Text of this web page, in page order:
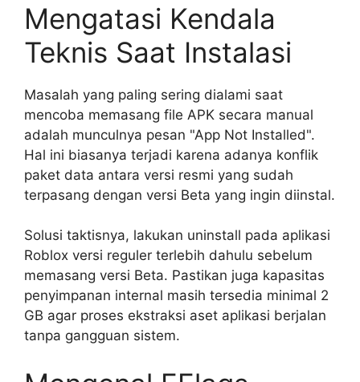
Mengatasi Kendala
Teknis Saat Instalasi
Masalah yang paling sering dialami saat
mencoba memasang file APK secara manual
adalah munculnya pesan "App Not Installed".
Hal ini biasanya terjadi karena adanya konflik
paket data antara versi resmi yang sudah
terpasang dengan versi Beta yang ingin diinstal.
Solusi taktisnya, lakukan uninstall pada aplikasi
Roblox versi reguler terlebih dahulu sebelum
memasang versi Beta. Pastikan juga kapasitas
penyimpanan internal masih tersedia minimal 2
GB agar proses ekstraksi aset aplikasi berjalan
tanpa gangguan sistem.